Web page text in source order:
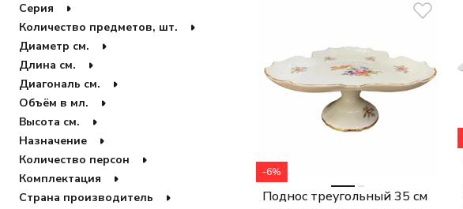
-6%
Поднос треугольный 35 см
Чайник
Чайная пара
Этажерка
Горчичница
Кольцо для салфеток
Кофейник
Кружка
Кувшин
Ложка для горчичницы
Ложка для соусника
Лимонница
Молочник
Серия
Количество предметов, шт.
Диаметр см.
Длина см.
Диагональ см.
Объём в мл.
Высота см.
Назначение
Количество персон
Комплектация
Страна производитель